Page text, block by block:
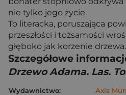
nie tylko jego życie.
To literacka, poruszająca
przeszłości i tożsamości
głęboko jak korzenie drzewa.
Szczegółowe
Drzewo Adama. Las.
Wydawnictwo:
Axis